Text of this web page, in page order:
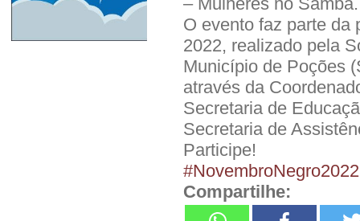
O evento faz parte da
2022, realizado pela
Município de Poções
através da
Secretaria de
Secretaria de
Participe!
#NovembroNegro2022
Compartilhe: